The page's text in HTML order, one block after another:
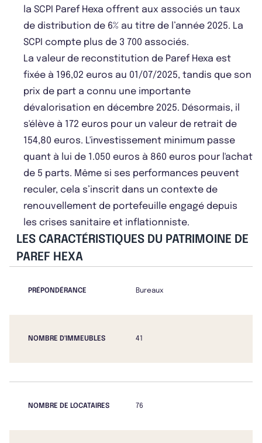
la SCPI Paref Hexa offrent aux associés un taux
de distribution de 6% au titre de l’année 2025. La
SCPI compte plus de 3 700 associés.
La valeur de reconstitution de Paref Hexa est
fixée à 196,02 euros au 01/07/2025, tandis que son
prix de part a connu une importante
dévalorisation en décembre 2025. Désormais, il
s'élève à 172 euros pour un valeur de retrait de
154,80 euros. L'investissement minimum passe
quant à lui de 1.050 euros à 860 euros pour l'achat
de 5 parts. Même si ses performances peuvent
reculer, cela s’inscrit dans un contexte de
renouvellement de portefeuille engagé depuis
les crises sanitaire et inflationniste.
LES CARACTÉRISTIQUES DU PATRIMOINE DE
PAREF HEXA
PRÉPONDÉRANCE Bureaux
NOMBRE D'IMMEUBLES 41
NOMBRE DE LOCATAIRES 76